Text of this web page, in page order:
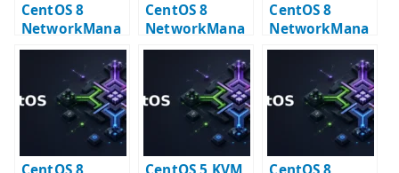
CentOS 8
NetworkMana
ger Bridge 設定
– KVM 向け
bridge の基本
CentOS 8
NetworkMana
ger VLAN +
Bonding +
Bridge 設定
CentOS 8
NetworkMana
ger VLAN 設定
– nmcli で
VLAN インター
フェイスを作る